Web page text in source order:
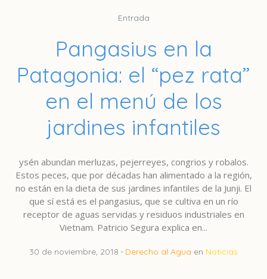
Entrada
Pangasius en la
Patagonia: el “pez rata”
en el menú de los
jardines infantiles
ysén abundan merluzas, pejerreyes, congrios y robalos.
Estos peces, que por décadas han alimentado a la región,
no están en la dieta de sus jardines infantiles de la Junji. El
que sí está es el pangasius, que se cultiva en un río
receptor de aguas servidas y residuos industriales en
Vietnam. Patricio Segura explica en...
30 de noviembre, 2018 Derecho al Agua en Noticias